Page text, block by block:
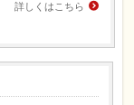
詳しくはこちら